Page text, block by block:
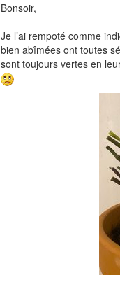
Bonsoir,
Je l’ai rempoté comme
bien abîmées ont toutes
sont toujours vertes en